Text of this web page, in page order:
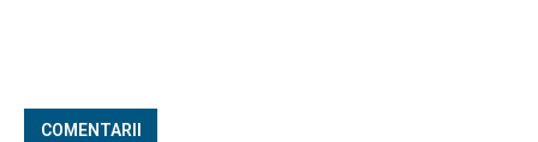
COMENTARII